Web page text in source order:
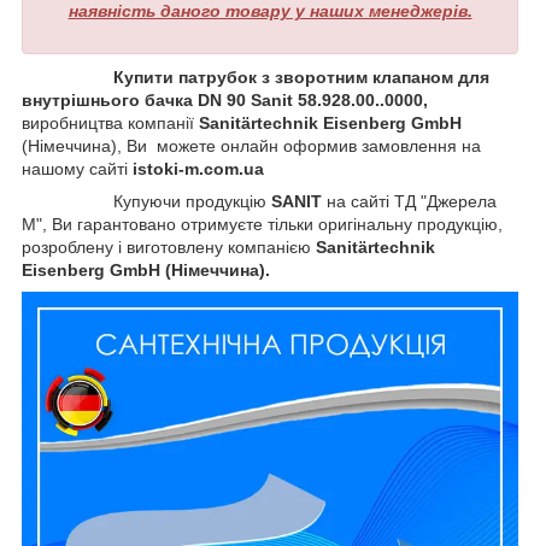
наявність даного товару у наших менеджерів.
Купити патрубок з зворотним клапаном для
внутрішнього бачка DN 90 Sanit 58.928.00..0000,
виробництва компанії Sanitärtechnik Eisenberg GmbH
(Німеччина), Ви можете онлайн оформив замовлення на
нашому сайті istoki-m.com.ua
Купуючи продукцію SANIT на сайті ТД "Джерела
М", Ви гарантовано отримуєте тільки оригінальну продукцію,
розроблену і виготовлену компанією Sanitärtechnik
Eisenberg GmbH (Німеччина).